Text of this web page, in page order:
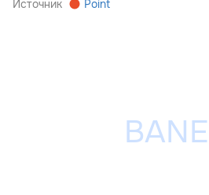
Источник Point